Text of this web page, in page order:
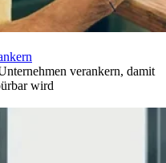
verankern, damit
wird